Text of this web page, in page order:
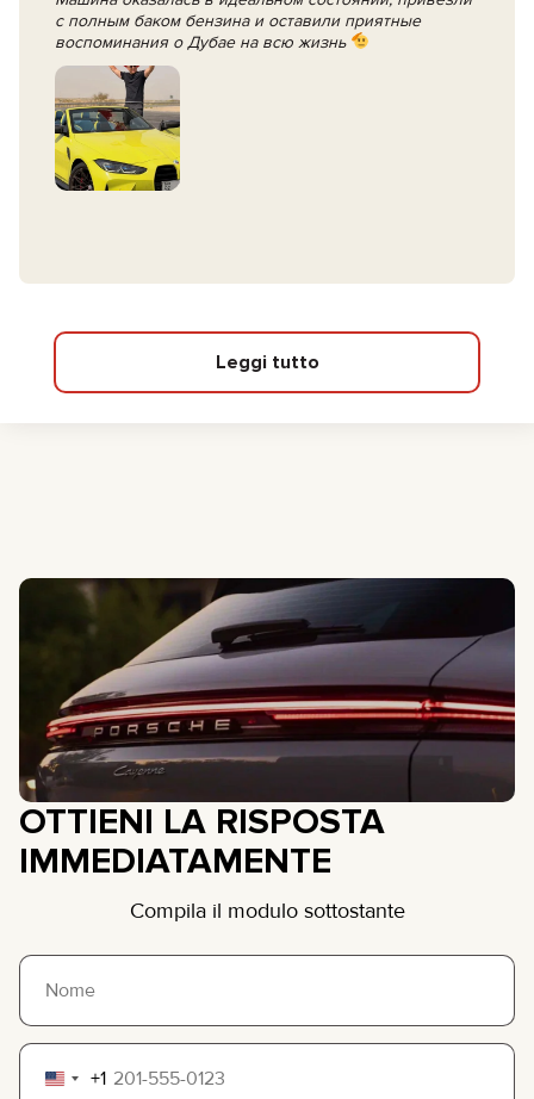
с полным баком бензина и оставили приятные
воспоминания о Дубае на всю жизнь
Leggi tutto
OTTIENI LA RISPOSTA
IMMEDIATAMENTE
Compila il modulo sottostante
United
States
+1